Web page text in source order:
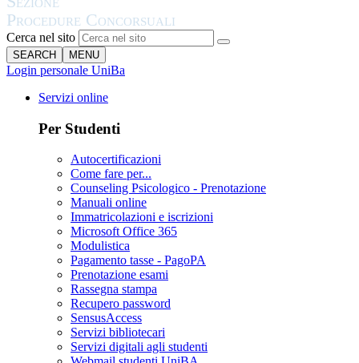
Cerca nel sito
SEARCH MENU
Login personale UniBa
Servizi online
Per Studenti
Autocertificazioni
Come fare per...
Counseling Psicologico - Prenotazione
Manuali online
Immatricolazioni e iscrizioni
Microsoft Office 365
Modulistica
Pagamento tasse - PagoPA
Prenotazione esami
Rassegna stampa
Recupero password
SensusAccess
Servizi bibliotecari
Servizi digitali agli studenti